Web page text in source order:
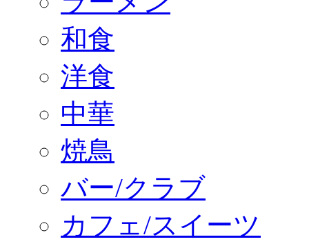
和食
洋食
中華
焼鳥
バー/クラブ
カフェ/スイーツ